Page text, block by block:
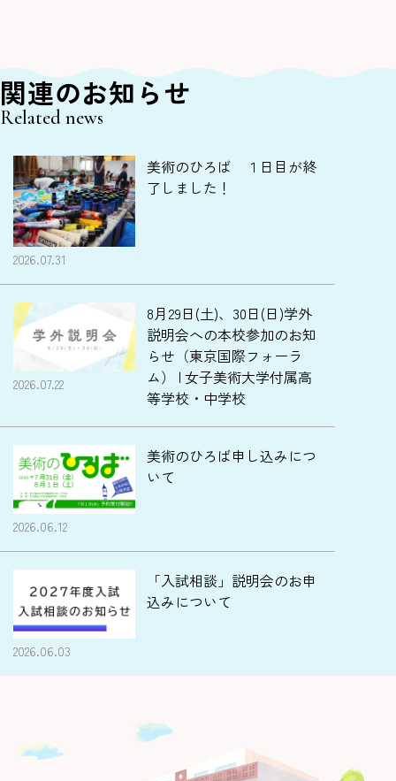
関連のお知らせ
Related news
2026.07.31
美術のひろば １日目が終
了しました！
2026.07.22
8月29日(土)、30日(日)学外
説明会への本校参加のお知
らせ（東京国際フォーラ
ム） | 女子美術大学付属高
等学校・中学校
2026.06.12
美術のひろば申し込みにつ
いて
2026.06.03
「入試相談」説明会のお申
込みについて